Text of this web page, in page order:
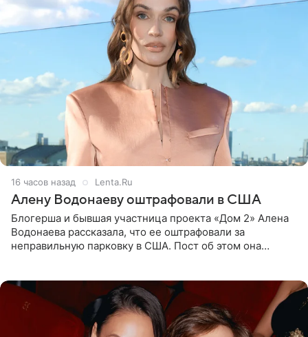
16 часов назад Lenta.Ru
Алену Водонаеву оштрафовали в США
Блогерша и бывшая участница проекта «Дом 2» Алена
Водонаева рассказала, что ее оштрафовали за
неправильную парковку в США. Пост об этом она